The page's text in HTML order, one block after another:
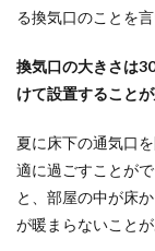
る換気口のことを言
換気口の大きさは
けて設置すること
夏に床下の通気口
適に過ごすことが
と、部屋の中が床
が暖まらないことが